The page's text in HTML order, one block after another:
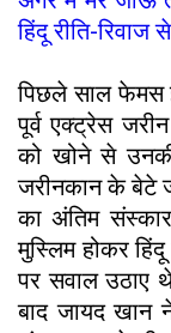
हिंदू रीति-
पिछले साल फेमस
पूर्व एक्ट्रेस
को खोने से
जरीनकान के बेटे
का अंतिम
मुस्लिम होकर
पर सवाल उठाए
बाद जायद खान